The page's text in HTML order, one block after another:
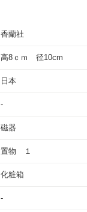
香蘭社
高8ｃｍ 径10cm
日本
-
磁器
置物 １
化粧箱
-